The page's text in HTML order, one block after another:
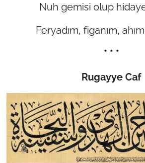
Nuh gemisi olup
Feryadım, figanım,
* * *
Rugayye Caf